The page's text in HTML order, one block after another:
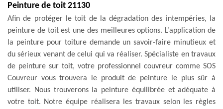
Peinture de toit 21130
Afin de protéger le toit de la dégradation des intempéries, la
peinture de toit est une des meilleures options. L’application de
la peinture pour toiture demande un savoir-faire minutieux et
du sérieux venant de celui qui va réaliser. Spécialiste en travaux
de peinture sur toit, votre professionnel couvreur comme SOS
Couvreur vous trouvera le produit de peinture le plus sûr à
utiliser. Nous trouverons la peinture équilibrée et adéquate à
votre toit. Notre équipe réalisera les travaux selon les règles